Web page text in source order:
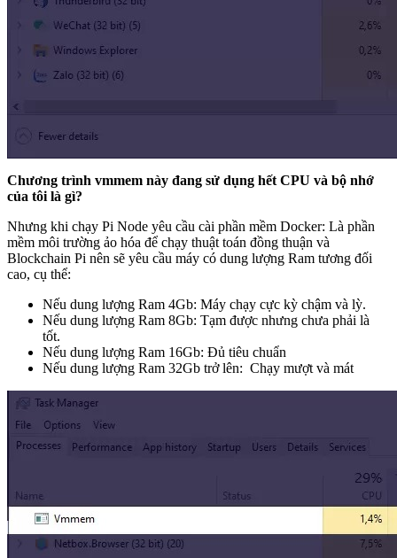
Chương trình vmmem này đang sử dụng hết CPU và bộ nhớ
của tôi là gì?
Nhưng khi chạy Pi Node yêu cầu cài phần mềm Docker: Là phần
mềm môi trường ảo hóa để chạy thuật toán đồng thuận và
Blockchain Pi nên sẽ yêu cầu máy có dung lượng Ram tương đối
cao, cụ thể:
Nếu dung lượng Ram 4Gb: Máy chạy cực kỳ chậm và lỳ.
Nếu dung lượng Ram 8Gb: Tạm được nhưng chưa phải là
tốt.
Nếu dung lượng Ram 16Gb: Đủ tiêu chuẩn
Nếu dung lượng Ram 32Gb trở lên: Chạy mượt và mát